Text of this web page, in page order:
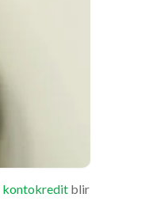
kontokredit blir